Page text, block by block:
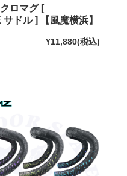
ロマグ [
ドル ] 【風魔横浜】
¥11,880(税込)